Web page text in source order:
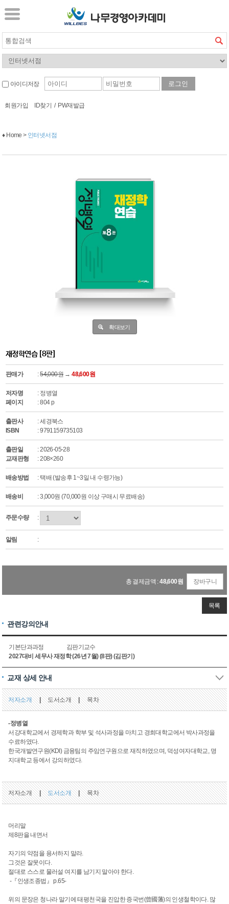
아이디저장
회원가입 ID찾기 / PW재발급
♦ Home > 인터넷서점
확대보기
재정학연습 [8판]
판매가 :54,000원 →48,600원
저자명
: 정병열
페이지
: 804 p
출판사
: 세경북스
ISBN
: 9791159735103
출판일
: 2026-05-28
교재판형
: 208×260
배송방법 : 택배 (발송후 1~3일 내 수령가능)
배송비 : 3,000원 (70,000원 이상 구매시 무료배송)
주문수량 :
알림 :
총 결제금액 :48,600원 장바구니
목록
관련강의안내
기본단과과정
김판기교수
2027대비 세무사 재정학 (26년 7월) (8판) (김판기)
교재 상세 안내
저자소개 | 도서소개 | 목차
-정병열
서강대학교에서 경제학과 학부 및 석사과정을 마치고 경희대학교에서 박사과정을
수료하였다.
한국개발연구원(KDI) 금융팀의 주임연구원으로 재직하였으며, 덕성여자대학교, 명
지대학교 등에서 강의하였다.
저자소개 | 도서소개 | 목차
머리말
제8판을 내면서
자기의 약점을 용서하지 말라.
그것은 잘못이다.
절대로 스스로 물러설 여지를 남기지 말아야 한다.
-『인생조종법』 p.65-
위의 문장은 청나라 말기에 태평천국을 진압한 증국번(曾國藩)의 인생철학이다. 많